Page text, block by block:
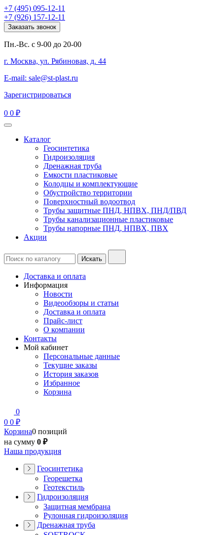
+7 (495) 095-12-11
+7 (926) 157-12-11
Заказать звонок
Пн.-Вс. с 9-00 до 20-00
г. Москва, ул. Рябиновая, д. 44
E-mail: sale@st-plast.ru
Зарегистрироваться
0 0 ₽
Каталог
Геосинтетика
Гидроизоляция
Дренажная труба
Емкости пластиковые
Колодцы и комплектующие
Обустройство территории
Поверхностный водоотвод
Трубы защитные ПНД, НПВХ, ПНД/ПВД
Трубы канализационные пластиковые
Трубы напорные ПНД, НПВХ, ПВХ
Акции
Доставка и оплата
Информация
Новости
Видеообзоры и статьи
Доставка и оплата
Прайс-лист
О компании
Контакты
Мой кабинет
Персональные данные
Текущие заказы
История заказов
Избранное
Корзина
0
0 0 ₽
Корзина0 позиций
на сумму 0 ₽
Наша продукция
Геосинтетика
Георешетка
Геотекстиль
Гидроизоляция
Защитная мембрана
Рулонная гидроизоляция
Дренажная труба